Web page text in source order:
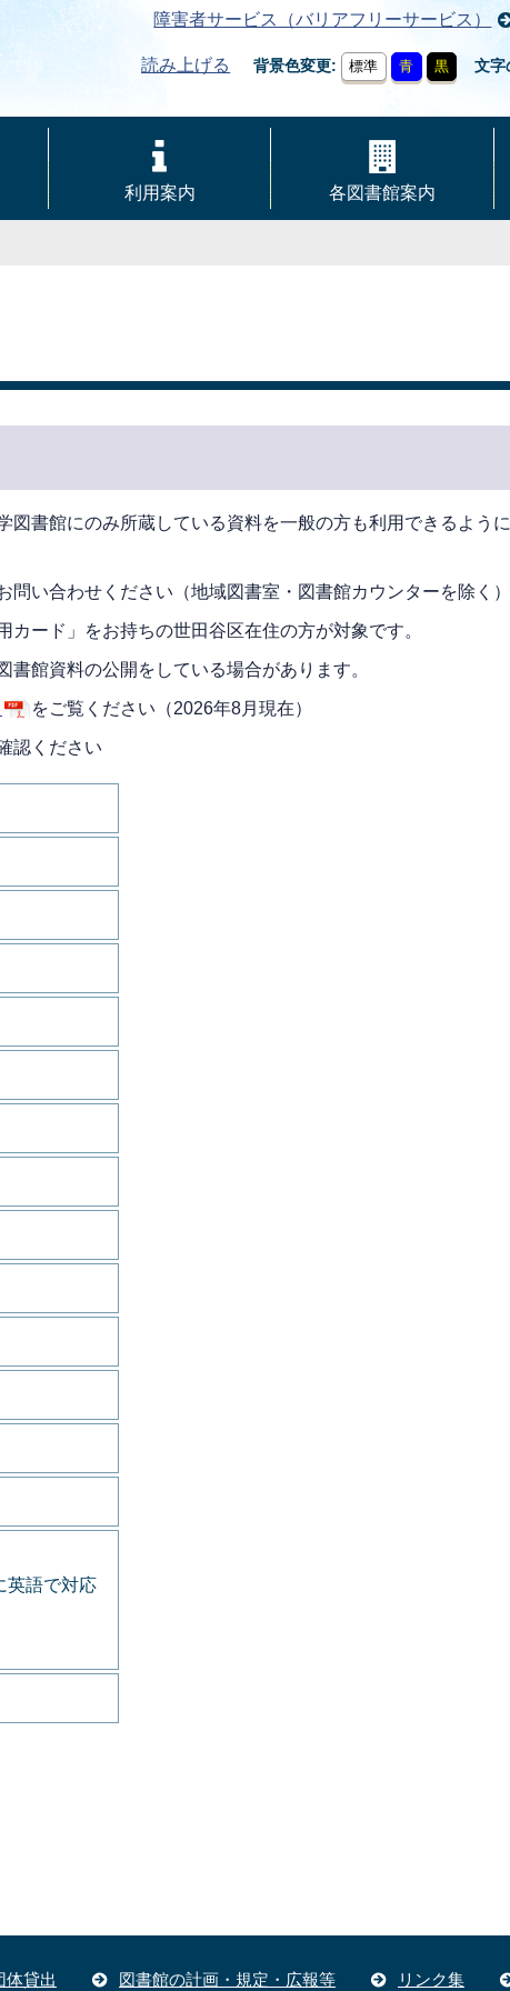
障害者サービス（バリアフリーサービス）
読み上げる 背景色変更 標準 青 黒 文字
利用案内 各図書館案内
図書館にのみ所蔵している資料を一般の方も利用できるよう
い合わせください（地域図書室・図書館カウンターを除く）
ード」をお持ちの世田谷区在住の方が対象です。
館資料の公開をしている場合があります。
をご覧ください（2026年8月現在）
認ください
英語で対応
体貸出 図書館の計画・規定・広報等 リンク集